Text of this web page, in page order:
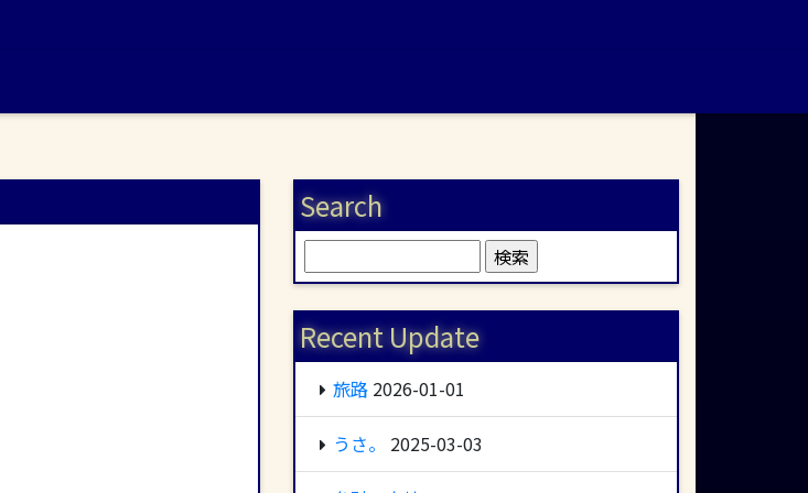
Search
索:
Recent Update
旅路 2026-01-01
うさ。 2025-03-03